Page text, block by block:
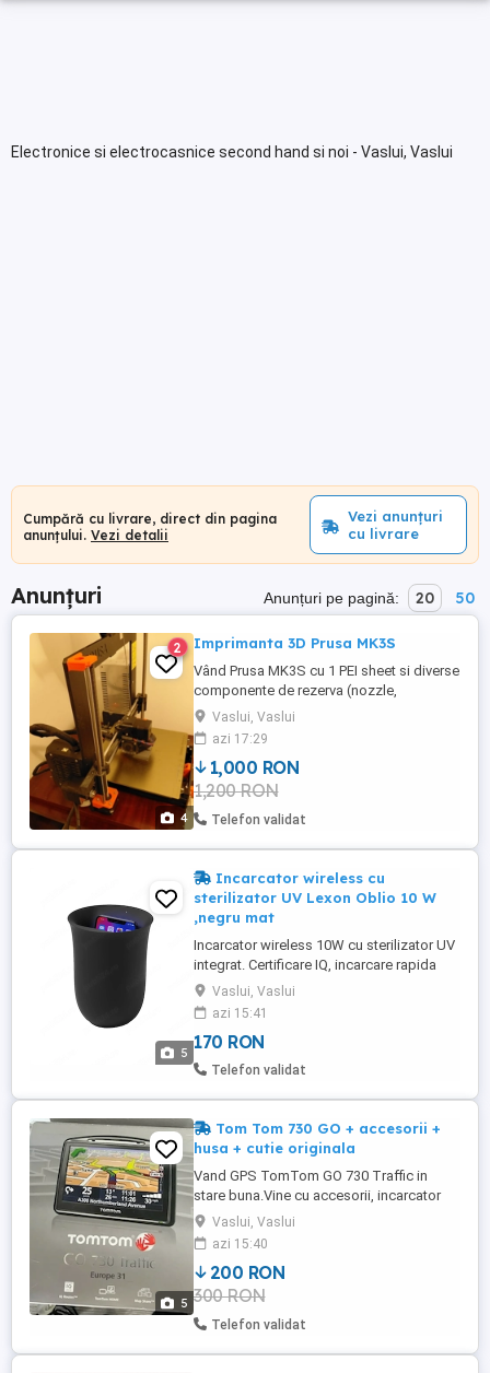
Electronice si electrocasnice second hand si noi - Vaslui, Vaslui
Cumpără cu livrare, direct din pagina
anunțului. Vezi detalii
Vezi anunțuri
cu livrare
Anunțuri Anunțuri pe pagină: 20 50
4
2 Imprimanta 3D Prusa MK3S
Vând Prusa MK3S cu 1 PEI sheet si diverse
componente de rezerva (nozzle,
heatbreak, etc) 1000 lei, in Vaslui.
Vaslui, Vaslui
azi 17:29
1,000 RON
1,200 RON
Telefon validat
5
Incarcator wireless cu
sterilizator UV Lexon Oblio 10 W
,negru mat
Incarcator wireless 10W cu sterilizator UV
integrat. Certificare IQ, incarcare rapida
(aprox. 3h pentru incarcare completa),
Lampa antibacteriana UV ce ucide peste
99% din germenii telefonului in 20 minute.
Ciclu de igienizare automat. Indicator LED
pentru pozitionare corecta si stare
Vaslui, Vaslui
azi 15:41
170 RON
Telefon validat
5
Tom Tom 730 GO + accesorii +
husa + cutie originala
Vand GPS TomTom GO 730 Traffic in
stare buna.Vine cu accesorii, incarcator
auto si pt priza , suport , husa si cutie
originala. Ideal pentru utilizate auto sau
colectie .Aspect ingrijit . Posibilitate
selectare autoturism , camion , autobuz.
Necesita update !
Vaslui, Vaslui
azi 15:40
200 RON
300 RON
Telefon validat